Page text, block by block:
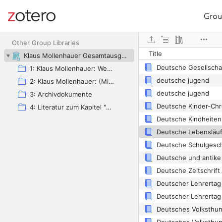
Site navigation
Other Group Libraries
Klaus Mollenhauer Gesamtausgabe (KMG)
1: Klaus Mollenhauer: Werke
2: Klaus Mollenhauer: (Mit-)herausgegebene und -verfasste Bücher
3: Archivdokumente
4: Literatur zum Kapitel "Empfehlungen zum Studium der Geschichte der Familienerziehung" von Ulrich Herrmann (in: Die Familienerziehung)
Title
deutsche jugend
deutsche jugend
Deutsches